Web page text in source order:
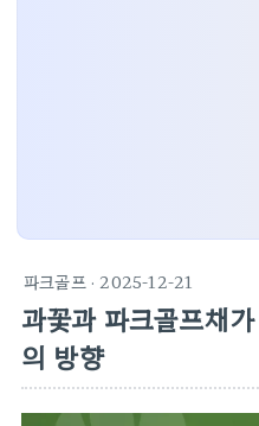
파크골프· 2025-12-21
과꽃과 파크골프채
의 방향